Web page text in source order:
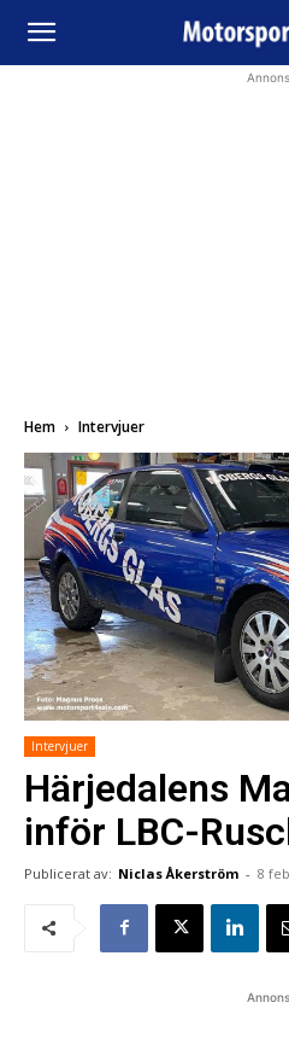
Hem Intervjuer
Intervjuer
Härjedalens
inför LBC-
Publicerat av: Niclas Åkerström - 8